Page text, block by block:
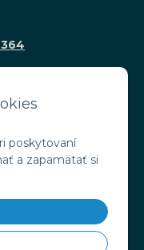
poskytovaní
a zapamätať si